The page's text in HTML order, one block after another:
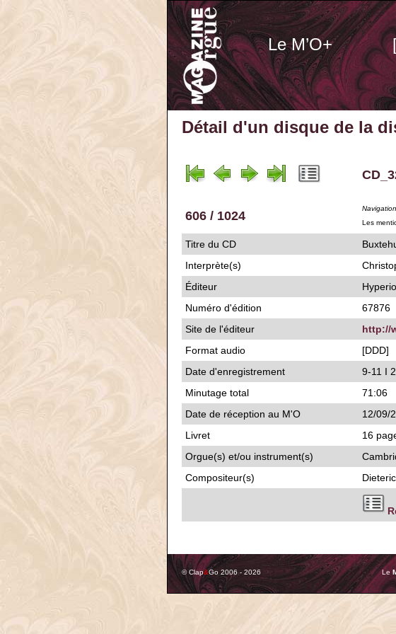
Le M’O+
Détail d'un disque de la
606 / 1024
Les
Titre du CD
Interprète(s)
Éditeur
Numéro d'édition
67876
Site de l'éditeur
http://
Format audio
[DDD]
Date d'enregistrement
9-11 I
Minutage total
71:06
Date de réception au M'O
12/09/
Livret
16
Orgue(s) et/ou instrument(s)
Compositeur(s)
© Clap&Go 2006 - 2026 Le